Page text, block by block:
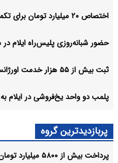
اختصاص ۲۰ میلیارد تومان برای تکمیل شبکه آبیاری زید، تلخاب و زرانگوش
حضور شبانه‌روزی پلیس‌راه ایلام
ثبت بیش از ۵۵ هزار خدمت اورژانس به زائران اربعین
پلمب دو واحد یخ‌فروشی در ایلام
پربازدیدترین گروه
پرداخت بیش از ۵۸۰۰ میلیارد تومان از مطالبات گندمکاران ایلام